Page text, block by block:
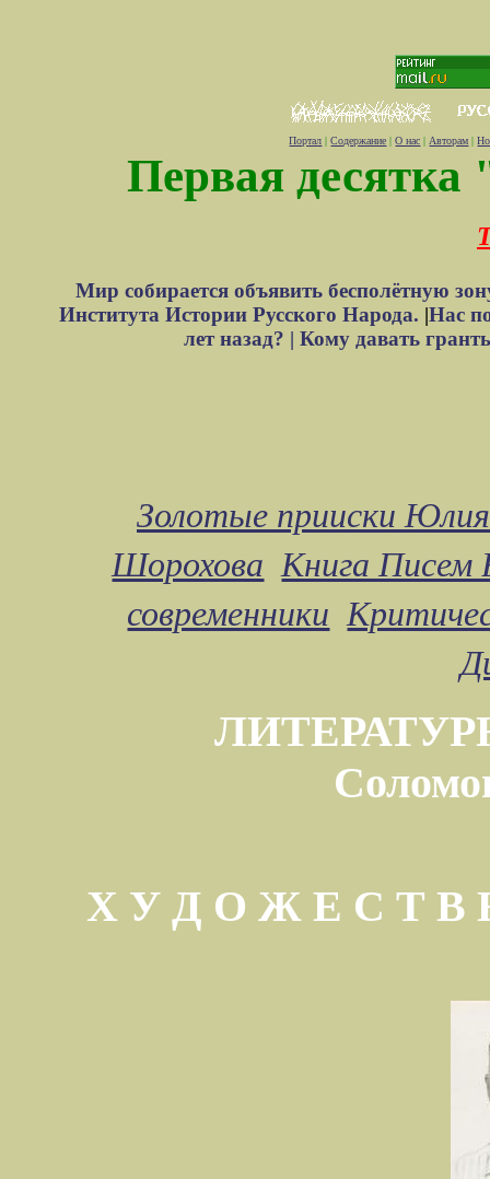
Портал |Содержание |О нас | Авторам |
Первая десятка
Мир собирается объявить бесполётную
Института Истории Русского Народа. |Нас
лет назад? |Кому давать
Золотые прииски
Шорохова Книга Писем
современники
Х У Д О Ж Е С Т